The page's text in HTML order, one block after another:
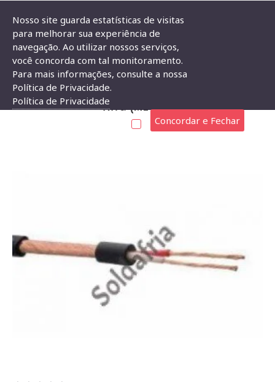
Cabo Blindado Estéreo 2 Vias 2x0,32mm 22 AWG (metro)
CABO BLINDADO ESTÉREO 2 VIAS 2X0,32MM 22
AWG (METRO)
Nosso site guarda estatísticas de visitas
para melhorar sua experiência de
navegação. Ao utilizar nossos serviços,
você concorda com tal monitoramento.
Para mais informações, consulte a nossa
Política de Privacidade.
Política de Privacidade
Concordar e Fechar